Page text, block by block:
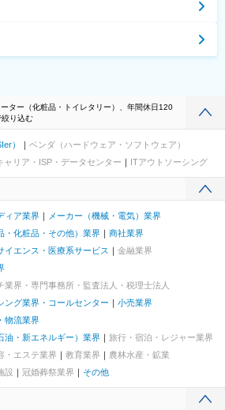
ター（化粧品・トイレタリー）、年間休日120
絞り込む
）
ベンダ（ハードウェア・ソフトウェア）
ャリア・ISP・データセンター ITアウトソーシング
ィア業界
メーカー（機械・電気）業界
・化粧品・その他）業界
商社業界
イエンス・医療系サービス
金融業界
業界・専門事務所・監査法人・税理士法人
ング業界・コールセンター
小売業界
物流業界
油・新エネルギー）業界
旅行・宿泊・レジャー業界
・エステ業界 教育業界
農林水産・鉱業
設
冠婚葬祭業界 その他